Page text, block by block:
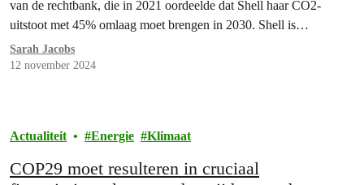
van de rechtbank, die in 2021 oordeelde dat Shell haar CO2-
uitstoot met 45% omlaag moet brengen in 2030. Shell is…
Sarah Jacobs
12 november 2024
Actualiteit Energie Klimaat
COP29 moet resulteren in cruciaal